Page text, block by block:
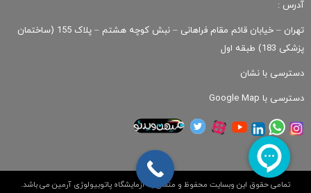
آدرس :
تهران – خیابان قائم مقام فراهانی – نبش کوچه هشتم – پلاک 155 (ساختمان
پزشکی 183) طبقه اول
دسترسی با نشان
دسترسی با Google Map
تمامی حقوق این وبسایت محفوظ و متعلق به آزمایشگاه پاتوبیولوژی آرمین می باشد.